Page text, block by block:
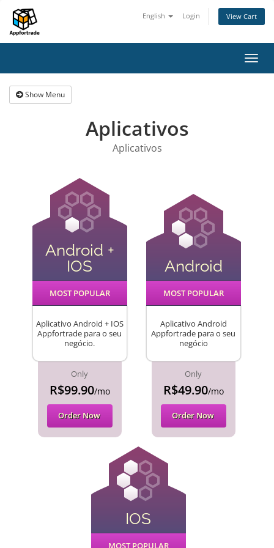
English Login View Cart
Show Menu
Aplicativos
Aplicativos
Android +
IOS
MOST POPULAR
Aplicativo Android + IOS
Appfortrade para o seu
negócio.
Only
R$99.90/mo
Order Now
Android
MOST POPULAR
Aplicativo Android
Appfortrade para o seu
negócio
Only
R$49.90/mo
Order Now
IOS
MOST POPULAR